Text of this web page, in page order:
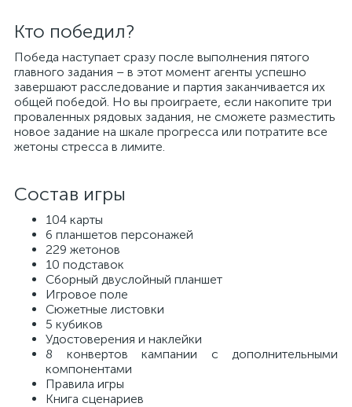
Кто победил?
Победа наступает сразу после выполнения пятого
главного задания – в этот момент агенты успешно
завершают расследование и партия заканчивается их
общей победой. Но вы проиграете, если накопите три
проваленных рядовых задания, не сможете разместить
новое задание на шкале прогресса или потратите все
жетоны стресса в лимите.
Состав игры
104 карты
6 планшетов персонажей
229 жетонов
10 подставок
Сборный двуслойный планшет
Игровое поле
Сюжетные листовки
5 кубиков
Удостоверения и наклейки
8 конвертов кампании с дополнительными
компонентами
Правила игры
Книга сценариев